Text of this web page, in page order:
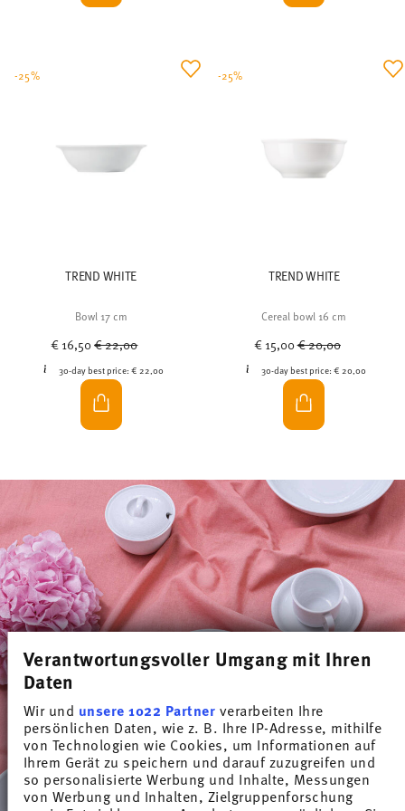
Verantwortungsvoller Umgang mit Ihren
Daten
Wir und unsere 1022 Partnerverarbeiten Ihre
persönlichen Daten, wie z. B. Ihre IP-Adresse, mithilfe
von Technologien wie Cookies, um Informationen auf
Ihrem Gerät zu speichern und darauf zuzugreifen und
so personalisierte Werbung und Inhalte, Messungen
von Werbung und Inhalten, Zielgruppenforschung
TREND WHITE
Bowl 17 cm
€ 16,50Price reduced from
€ 22,00
30-day best price: € 22,00
-25%
TREND WHITE
Cereal bowl 16 cm
€ 15,00Price reduced from
€ 20,00
30-day best price:€ 20,00
-25%